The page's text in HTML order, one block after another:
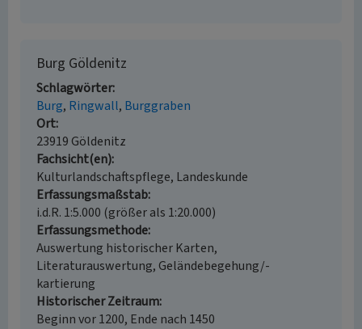
Burg Göldenitz
Schlagwörter
Burg Ringwall Burggraben
Ort
23919 Göldenitz
Fachsicht(en)
Kulturlandschaftspflege, Landeskunde
Erfassungsmaßstab
i.d.R. 1:5.000 (größer als 1:20.000)
Erfassungsmethode
Auswertung historischer Karten,
Literaturauswertung, Geländebegehung/-
kartierung
Historischer Zeitraum
Beginn vor 1200, Ende nach 1450